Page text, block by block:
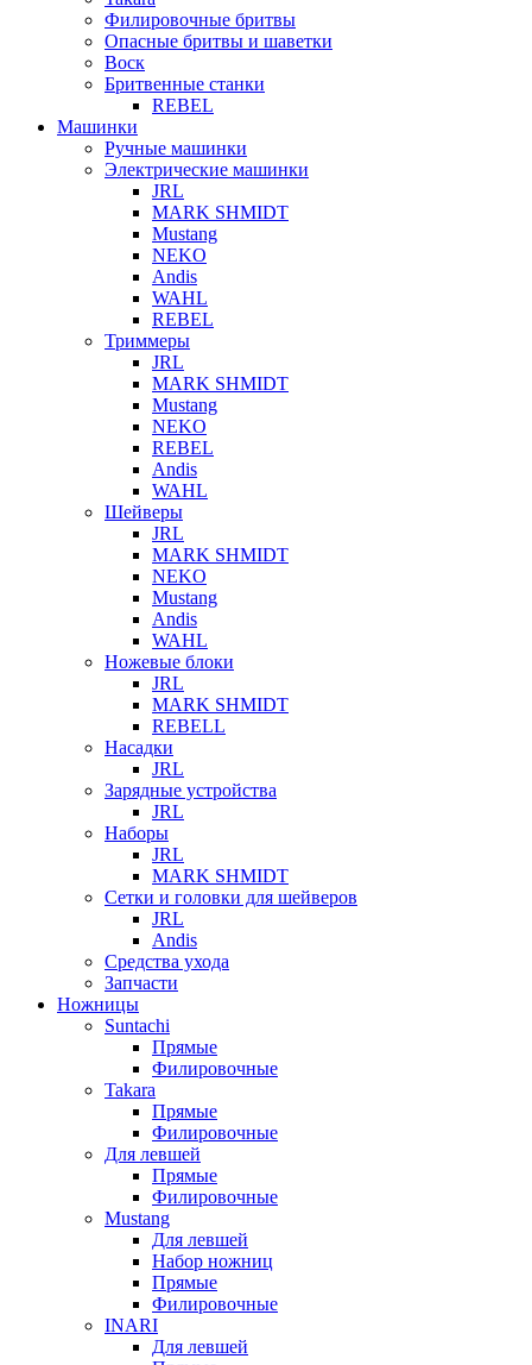
Филировочные бритвы
Опасные бритвы и шаветки
Воск
Бритвенные станки
REBEL
Машинки
Ручные машинки
Электрические машинки
JRL
MARK SHMIDT
Mustang
NEKO
Andis
WAHL
REBEL
Триммеры
JRL
MARK SHMIDT
Mustang
NEKO
REBEL
Andis
WAHL
Шейверы
JRL
MARK SHMIDT
NEKO
Mustang
Andis
WAHL
Ножевые блоки
JRL
MARK SHMIDT
REBELL
Насадки
JRL
Зарядные устройства
JRL
Наборы
JRL
MARK SHMIDT
Сетки и головки для шейверов
JRL
Andis
Средства ухода
Запчасти
Ножницы
Suntachi
Прямые
Филировочные
Takara
Прямые
Филировочные
Для левшей
Прямые
Филировочные
Mustang
Для левшей
Набор ножниц
Прямые
Филировочные
INARI
Для левшей